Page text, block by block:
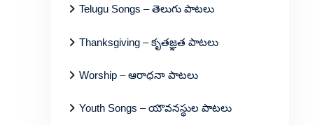
Telugu Songs – తెలుగు పాటలు
Thanksgiving – కృతజ్ఞత పాటలు
Worship – ఆరాధనా పాటలు
Youth Songs – యౌవనస్థుల పాటలు